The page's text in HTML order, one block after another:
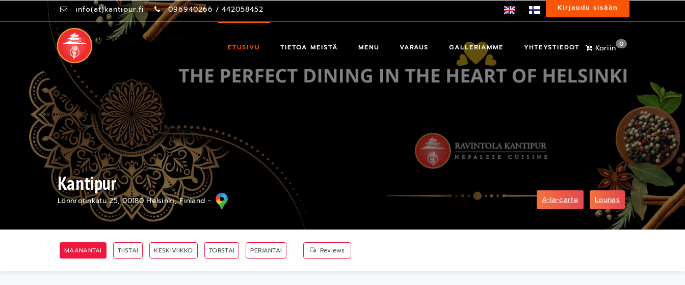
info(at)kantipur.fi 096940266 /442058452 Kirjaudu sisään
ETUSIVU TIETOA MEISTÄ MENU VARAUS GALLERIAMME YHTEYSTIEDOT Koriin0
Kantipur
Lönnrotinkatu 25, 00180 Helsinki, Finland - A-la-carte Lounas
MAANANTAI TIISTAI KESKIVIIKKO TORSTAI PERJANTAI Reviews